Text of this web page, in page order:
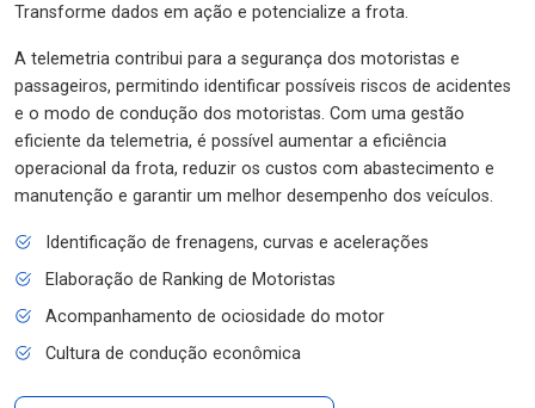
Transforme dados em ação e potencialize a frota.
A telemetria contribui para a segurança dos motoristas e
passageiros, permitindo identificar possíveis riscos de acidentes
e o modo de condução dos motoristas. Com uma gestão
eficiente da telemetria, é possível aumentar a eficiência
operacional da frota, reduzir os custos com abastecimento e
manutenção e garantir um melhor desempenho dos veículos.
Identificação de frenagens, curvas e acelerações
Elaboração de Ranking de Motoristas
Acompanhamento de ociosidade do motor
Cultura de condução econômica